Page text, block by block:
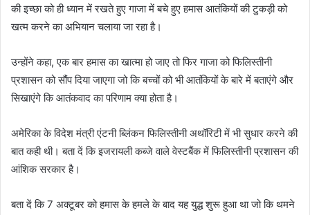
की इच्छा को ही ध्यान में रखते हुए गाजा में बचे हुए हमास आतंकियों की टुकड़ी को
खत्म करने का अभियान चलाया जा रहा है।
उन्होंने कहा, एक बार हमास का खात्मा हो जाए तो फिर गाजा को फिलिस्तीनी
प्रशासन को सौंप दिया जाएगा जो कि बच्चों को भी आतंकियों के बारे में बताएंगे और
सिखाएंगे कि आतंकवाद का परिणाम क्या होता है।
अमेरिका के विदेश मंत्री एंटनी ब्लिंकन फिलिस्तीनी अथॉरिटी में भी सुधार करने की
बात कही थी। बता दें कि इजरायली कब्जे वाले वेस्टबैंक में फिलिस्तीनी प्रशासन की
आंशिक सरकार है।
बता दें कि 7 अक्टूबर को हमास के हमले के बाद यह युद्ध शुरू हुआ था जो कि थमने